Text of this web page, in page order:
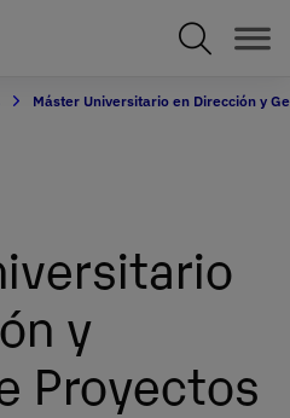
Máster Universitario en Dirección y
y
Proyectos